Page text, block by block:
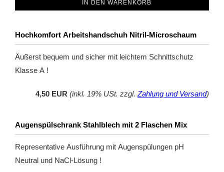
IN DEN WARENKORB
Hochkomfort Arbeitshandschuh Nitril-Microschaum
Äußerst bequem und sicher mit leichtem Schnittschutz
Klasse A !
4,50 EUR (inkl. 19% USt. zzgl.Zahlung und Versand)
Augenspülschrank Stahlblech mit 2 Flaschen Mix
Representative Ausführung mit Augenspülungen pH
Neutral und NaCl-Lösung !